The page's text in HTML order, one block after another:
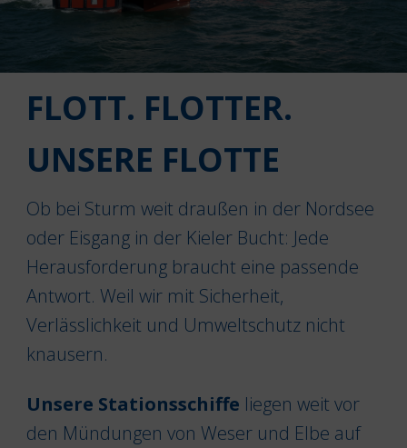
FLOTT. FLOTTER.
UNSERE FLOTTE
Ob bei Sturm weit draußen in der Nordsee
oder Eisgang in der Kieler Bucht: Jede
Herausforderung braucht eine passende
Antwort. Weil wir mit Sicherheit,
Verlässlichkeit und Umweltschutz nicht
knausern.
Unsere Stationsschiffe liegen weit vor
den Mündungen von Weser und Elbe auf